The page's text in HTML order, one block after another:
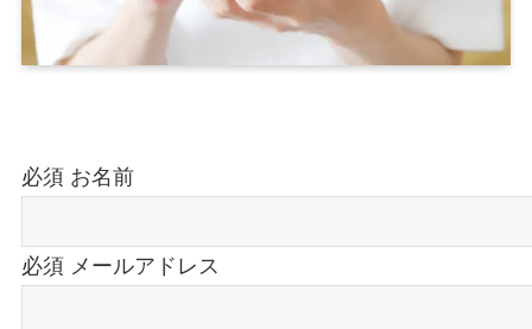
必須お名前
必須メールアドレス